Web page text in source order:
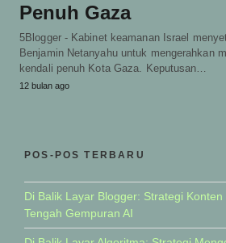
Penuh Gaza
5Blogger - Kabinet keamanan Israel
Benjamin Netanyahu untuk mengerahkan
kendali penuh Kota Gaza. Keputusan…
12 bulan ago
POS-POS TERBARU
Di Balik Layar Blogger: Strategi
Tengah Gempuran AI